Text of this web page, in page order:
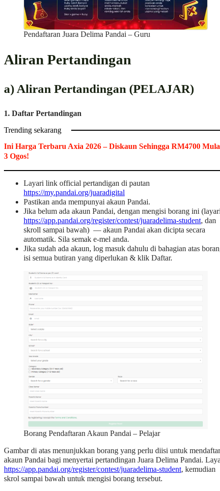
Pendaftaran Juara Delima Pandai – Guru
Aliran Pertandingan
a) Aliran Pertandingan (PELAJAR)
1. Daftar Pertandingan
Trending sekarang
Ini Harga Terbaru Axia 2026 – Diskaun Sehingga RM4700
3 Ogos!
Layari link official pertandigan di pautan
https://my.pandai.org/juaradigital
Pastikan anda mempunyai akaun Pandai.
Jika belum ada akaun Pandai, dengan mengisi borang ini
https://app.pandai.org/register/contest/juaradelima-student, dan
skroll sampai bawah) — akaun Pandai akan dicipta secara
automatik. Sila semak e-mel anda.
Jika sudah ada akaun, log masuk dahulu di bahagian atas
isi semua butiran yang diperlukan & klik Daftar.
Borang Pendaftaran Akaun Pandai – Pelajar
Gambar di atas menunjukkan borang yang perlu diisi untuk mendaftar
akaun Pandai bagi menyertai pertandingan Juara Delima Pandai.
https://app.pandai.org/register/contest/juaradelima-student, kemudian
skrol sampai bawah untuk mengisi borang tersebut.